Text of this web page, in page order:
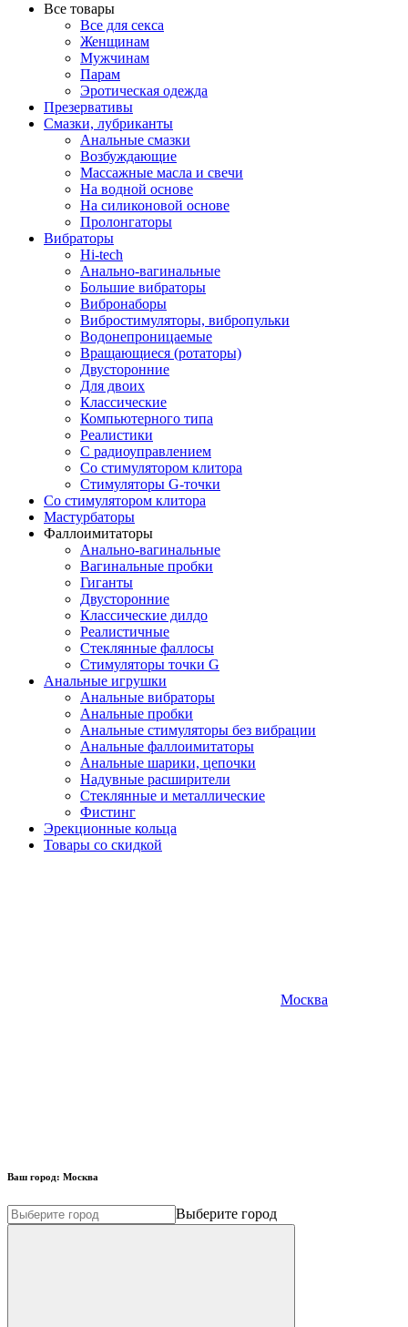
Все товары
Все для секса
Женщинам
Мужчинам
Парам
Эротическая одежда
Презервативы
Смазки, лубриканты
Анальные смазки
Возбуждающие
Массажные масла и свечи
На водной основе
На силиконовой основе
Пролонгаторы
Вибраторы
Hi-tech
Анально-вагинальные
Большие вибраторы
Вибронаборы
Вибростимуляторы, вибропульки
Водонепроницаемые
Вращающиеся (ротаторы)
Двусторонние
Для двоих
Классические
Компьютерного типа
Реалистики
С радиоуправлением
Со стимулятором клитора
Стимуляторы G-точки
Со стимулятором клитора
Мастурбаторы
Фаллоимитаторы
Анально-вагинальные
Вагинальные пробки
Гиганты
Двусторонние
Классические дилдо
Реалистичные
Стеклянные фаллосы
Стимуляторы точки G
Анальные игрушки
Анальные вибраторы
Анальные пробки
Анальные стимуляторы без вибрации
Анальные фаллоимитаторы
Анальные шарики, цепочки
Надувные расширители
Стеклянные и металлические
Фистинг
Эрекционные кольца
Товары со скидкой
Москва
Ваш город: Москва
Выберите город